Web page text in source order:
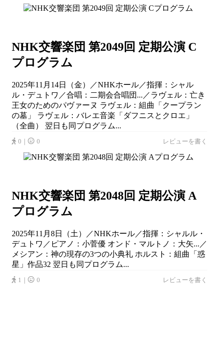
NHK交響楽団 第2049回 定期公演 C
プログラム
2025年11月14日（金）／NHKホール／指揮：シャル
ル・デュトワ／合唱：二期会合唱団...／ラヴェル：亡き
王女のためのパヴァーヌ ラヴェル：組曲「クープラン
の墓」 ラヴェル：バレエ音楽「ダフニスとクロエ」
（全曲） 翌日も同プログラム...
0｜ 0 レビューを書く
NHK交響楽団 第2048回 定期公演 A
プログラム
2025年11月8日（土）／NHKホール／指揮：シャルル・
デュトワ／ピアノ：小菅優 オンド・マルトノ：大矢...／
メシアン：神の現存の3つの小典礼 ホルスト：組曲「惑
星」作品32 翌日も同プログラム...
1｜ 0 レビューを書く